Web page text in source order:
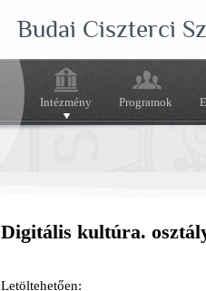
Budai Ciszterci
Intézmény Programok
Digitális kultúra.
Letöltehetően: